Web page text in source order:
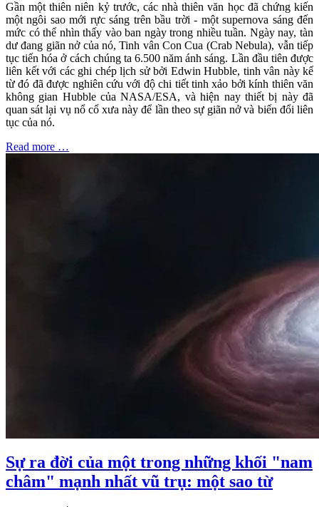
Gần một thiên niên kỷ trước, các nhà thiên văn học đã chứng kiến
một ngôi sao mới rực sáng trên bầu trời - một supernova sáng đến
mức có thể nhìn thấy vào ban ngày trong nhiều tuần. Ngày nay, tàn
dư đang giãn nở của nó, Tinh vân Con Cua (Crab Nebula), vẫn tiếp
tục tiến hóa ở cách chúng ta 6.500 năm ánh sáng. Lần đầu tiên được
liên kết với các ghi chép lịch sử bởi Edwin Hubble, tinh vân này kể
từ đó đã được nghiên cứu với độ chi tiết tinh xảo bởi kính thiên văn
không gian Hubble của NASA/ESA, và hiện nay thiết bị này đã
quan sát lại vụ nổ cổ xưa này để lần theo sự giãn nở và biến đổi liên
tục của nó.
Read more …
Sự ra đời của một trong những khối "nam
châm" mạnh nhất vũ trụ: một sao từ